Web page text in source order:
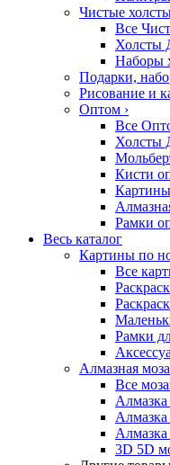
Чистые
Все
Холсты
Наборы
Подарки,
Рисование и
Оптом ›
Все
Холсты
Кисти
Рамки
Весь каталог
Картины по
Все
Рамки
Алмазная
Все
Алмазка
3D 5D